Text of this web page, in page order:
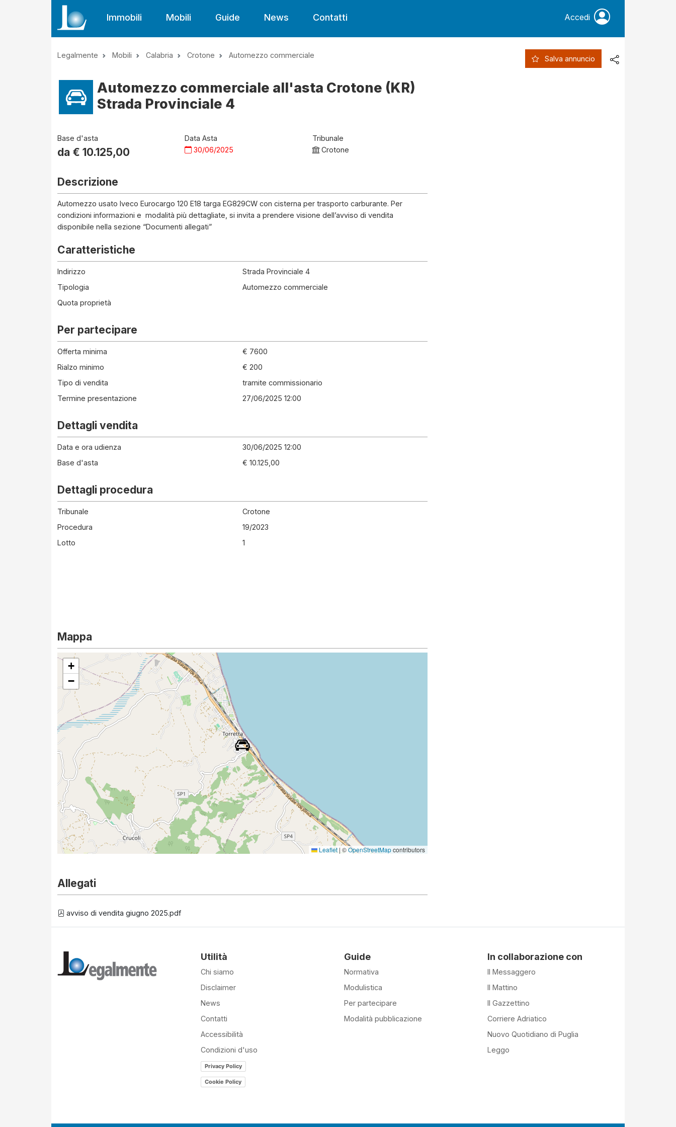
Immobili Mobili Guide News Contatti Accedi
Legalmente Mobili Calabria Crotone Automezzo commerciale Salva annuncio
Automezzo commerciale all'asta Crotone (KR)
Strada Provinciale 4
Base d'asta
da € 10.125,00
Data Asta
30/06/2025
Tribunale
Crotone
Descrizione
Automezzo usato Iveco Eurocargo 120 E18 targa EG829CW con cisterna per trasporto carburante. Per
condizioni informazioni e modalità più dettagliate, si invita a prendere visione dell’avviso di vendita
disponibile nella sezione “Documenti allegati”
Caratteristiche
Indirizzo
Strada Provinciale 4
Tipologia
Automezzo commerciale
Quota proprietà
Per partecipare
Offerta minima
€ 7600
Rialzo minimo
€ 200
Tipo di vendita
tramite commissionario
Termine presentazione
27/06/2025 12:00
Dettagli vendita
Data e ora udienza
30/06/2025 12:00
Base d'asta
€ 10.125,00
Dettagli procedura
Tribunale
Crotone
Procedura
19/2023
Lotto
1
Mappa
+
−
Leaflet | ©OpenStreetMapcontributors
Allegati
avviso di vendita giugno 2025.pdf
Utilità
Chi siamo
Disclaimer
News
Contatti
Accessibilità
Condizioni d'uso
Privacy Policy
Cookie Policy
Guide
Normativa
Modulistica
Per partecipare
Modalità pubblicazione
In collaborazione con
Il Messaggero
Il Mattino
Il Gazzettino
Corriere Adriatico
Nuovo Quotidiano di Puglia
Leggo